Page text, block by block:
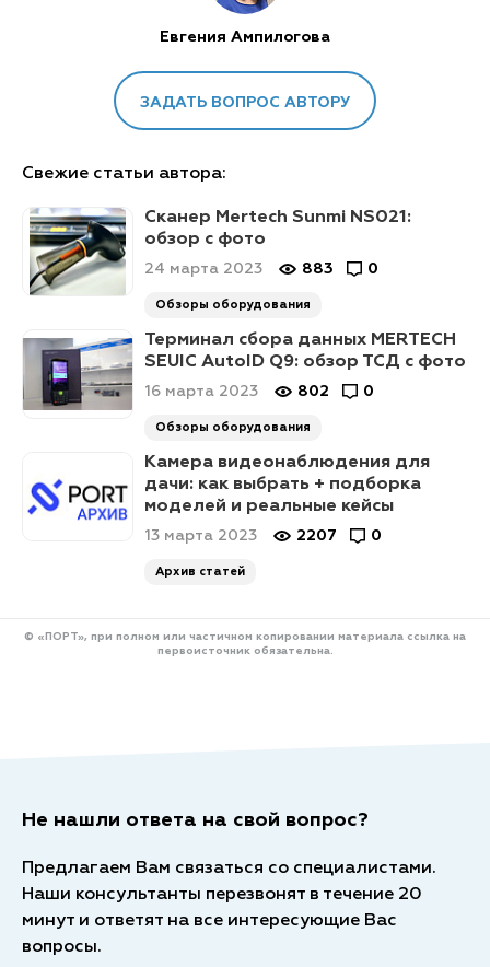
Евгения Ампилогова
ЗАДАТЬ ВОПРОС АВТОРУ
Свежие статьи автора:
Сканер Mertech Sunmi NS021:
обзор с фото
24 марта 2023 883 0
Обзоры оборудования
Терминал сбора данных MERTECH
SEUIC AutoID Q9: обзор ТСД с фото
16 марта 2023 802 0
Обзоры оборудования
Камера видеонаблюдения для
дачи: как выбрать + подборка
моделей и реальные кейсы
13 марта 2023 2207 0
Архив статей
© «ПОРТ», при полном или частичном копировании материала ссылка на
первоисточник обязательна.
Не нашли ответа на свой вопрос?
Предлагаем Вам связаться со специалистами.
Наши консультанты перезвонят в течение 20
минут и ответят на все интересующие Вас
вопросы.